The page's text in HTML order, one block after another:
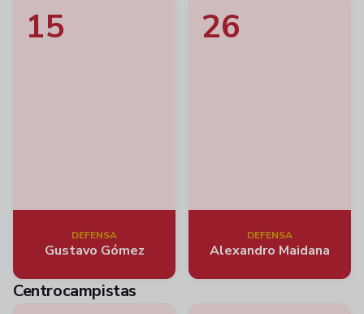
DEFENSA
15
Gustavo Gómez
DEFENSA
26
Alexandro Maidana
Centrocampistas